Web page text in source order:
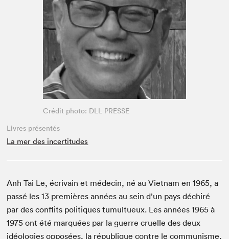
Espace médias
Crédit photo: DLL PRESSE
Livres présentés
La mer des incertitudes
Anh Tai Le, écrivain et médecin, né au Vietnam en 1965, a
passé les 13 premières années au sein d’un pays déchiré
par des conflits politiques tumultueux. Les années 1965 à
1975 ont été marquées par la guerre cruelle des deux
idéologies opposées, la république contre le communisme,